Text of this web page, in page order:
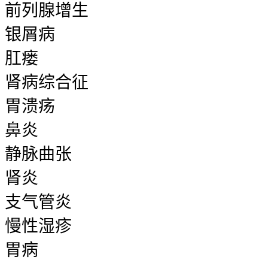
前列腺增生
银屑病
肛瘘
肾病综合征
胃溃疡
鼻炎
静脉曲张
肾炎
支气管炎
慢性湿疹
胃病